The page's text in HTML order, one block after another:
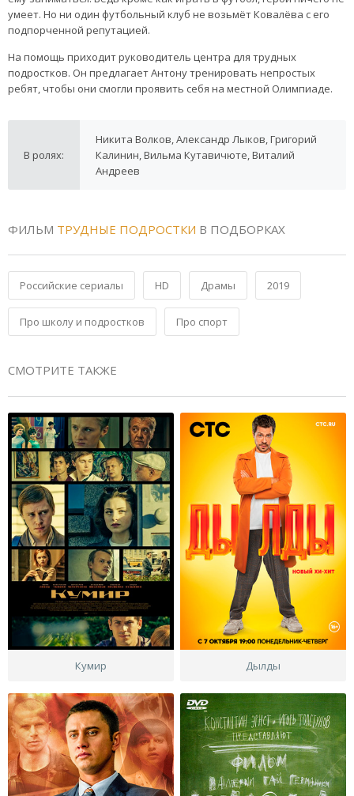
умеет. Но ни один футбольный клуб не возьмёт Ковалёва с его
подпорченной репутацией.
На помощь приходит руководитель центра для трудных
подростков. Он предлагает Антону тренировать непростых
ребят, чтобы они смогли проявить себя на местной Олимпиаде.
В ролях:
Никита Волков, Александр Лыков, Григорий
Калинин, Вильма Кутавичюте, Виталий
Андреев
ФИЛЬМ ТРУДНЫЕ ПОДРОСТКИ В ПОДБОРКАХ
Российские сериалы HD Драмы 2019
Про школу и подростков Про спорт
СМОТРИТЕ ТАКЖЕ
Кумир Дылды